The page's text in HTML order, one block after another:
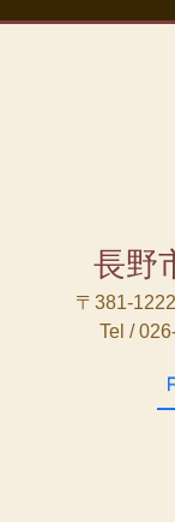
長野
〒381-
Tel /